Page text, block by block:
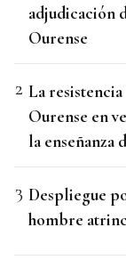
adjudicación
Ourense
La resistencia
Ourense en
la enseñanza
Despliegue
hombre